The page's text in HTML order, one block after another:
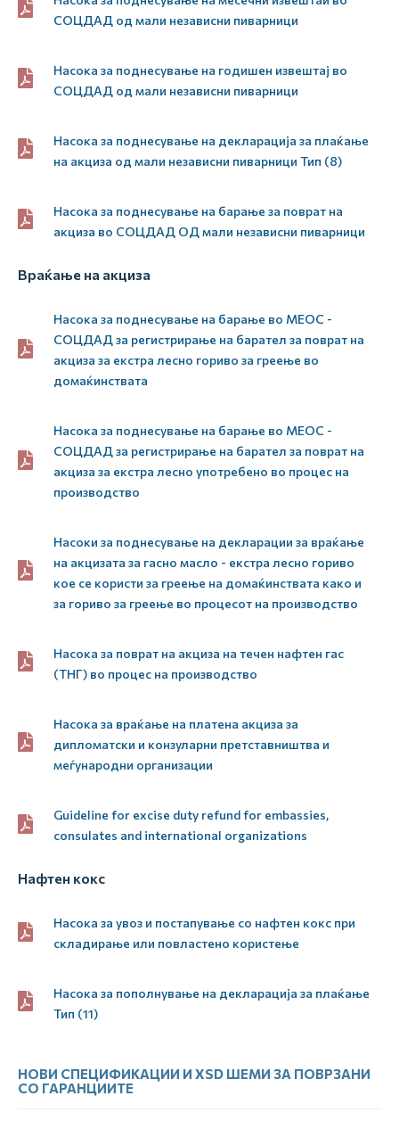
СОЦДАД од мали независни пиварници
Насока за поднесување на годишен извештај во
СОЦДАД од мали независни пиварници
Насока за поднесување на декларација за плаќање
на акциза од мали независни пиварници Тип (8)
Насока за поднесување на барање за поврат на
акциза во СОЦДАД ОД мали независни пиварници
Враќање на акциза
Насока за поднесување на барање во МЕОС -
СОЦДАД за регистрирање на барател за поврат на
акциза за екстра лесно гориво за греење во
домаќинствата
Насока за поднесување на барање во МЕОС -
СОЦДАД за регистрирање на барател за поврат на
акциза за екстра лесно употребено во процес на
производство
Насоки за поднесување на декларации за враќање
на акцизата за гасно масло - екстра лесно гориво
кое се користи за греење на домаќинствата како и
за гориво за греење во процесот на производство
Насока за поврат на акциза на течен нафтен гас
(ТНГ) во процес на производство
Насока за враќање на платена акциза за
дипломатски и конзуларни претставништва и
меѓународни организации
Guideline for excise duty refund for embassies,
consulates and international organizations
Нафтен кокс
Насока за увоз и постапување со нафтен кокс при
складирање или повластено користење
Насока за пополнување на декларација за плаќање
Тип (11)
НОВИ СПЕЦИФИКАЦИИ И XSD ШЕМИ ЗА ПОВРЗАНИ
СО ГАРАНЦИИТЕ